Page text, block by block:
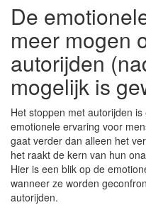
De
meer mogen
autorijden
mogelijk is
Het stoppen met autorijden
emotionele ervaring voor
gaat verder dan alleen het
het raakt de kern van hun
Hier is een blik op de
wanneer ze worden
autorijden.